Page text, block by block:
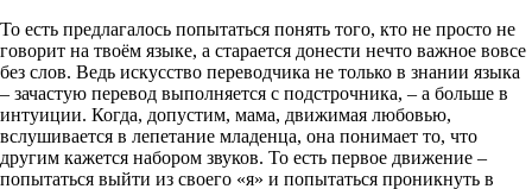
То есть предлагалось попытаться понять того, кто не просто не
говорит на твоём языке, а старается донести нечто важное вовсе
без слов. Ведь искусство переводчика не только в знании языка
– зачастую перевод выполняется с подстрочника, – а больше в
интуиции. Когда, допустим, мама, движимая любовью,
вслушивается в лепетание младенца, она понимает то, что
другим кажется набором звуков. То есть первое движение –
попытаться выйти из своего «я» и попытаться проникнуть в